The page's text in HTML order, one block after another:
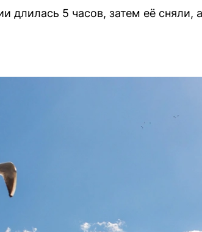
длилась 5 часов, затем её сняли,